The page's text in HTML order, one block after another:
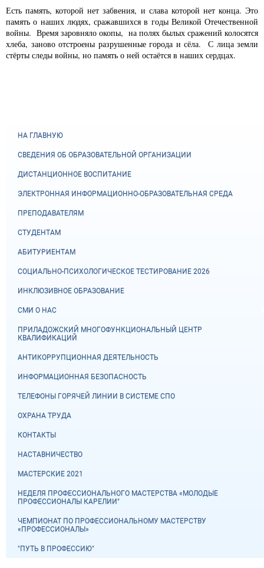
Есть память, которой нет забвения, и слава которой нет конца. Это
память о наших людях, сражавшихся в годы Великой Отечественной
войны. Время заровняло окопы, на полях былых сражений колосятся
хлеба, заново отстроены разрушенные города и сёла. С лица земли
стёрты следы войны, но память о ней остаётся в наших сердцах.
НА ГЛАВНУЮ
СВЕДЕНИЯ ОБ ОБРАЗОВАТЕЛЬНОЙ ОРГАНИЗАЦИИ
ДИСТАНЦИОННОЕ ВОСПИТАНИЕ
ЭЛЕКТРОННАЯ ИНФОРМАЦИОННО-ОБРАЗОВАТЕЛЬНАЯ СРЕДА
ПРЕПОДАВАТЕЛЯМ
СТУДЕНТАМ
АБИТУРИЕНТАМ
СОЦИАЛЬНО-ПСИХОЛОГИЧЕСКОЕ ТЕСТИРОВАНИЕ 2026
ИНКЛЮЗИВНОЕ ОБРАЗОВАНИЕ
СМИ О НАС
ПРИЛАДОЖСКИЙ МНОГОФУНКЦИОНАЛЬНЫЙ ЦЕНТР
КВАЛИФИКАЦИЙ
АНТИКОРРУПЦИОННАЯ ДЕЯТЕЛЬНОСТЬ
ИНФОРМАЦИОННАЯ БЕЗОПАСНОСТЬ
ТЕЛЕФОНЫ ГОРЯЧЕЙ ЛИНИИ В СИСТЕМЕ СПО
ОХРАНА ТРУДА
КОНТАКТЫ
НАСТАВНИЧЕСТВО
МАСТЕРСКИЕ 2021
НЕДЕЛЯ ПРОФЕССИОНАЛЬНОГО МАСТЕРСТВА «МОЛОДЫЕ
ПРОФЕССИОНАЛЫ КАРЕЛИИ"
ЧЕМПИОНАТ ПО ПРОФЕССИОНАЛЬНОМУ МАСТЕРСТВУ
«ПРОФЕССИОНАЛЫ»
"ПУТЬ В ПРОФЕССИЮ"